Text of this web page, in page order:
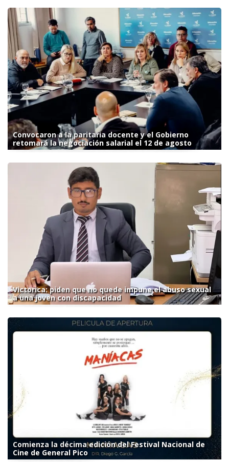
Convocaron a la paritaria docente y el Gobierno
retomará la negociación salarial el 12 de agosto
Victorica: piden que no quede impune el abuso sexual
a una joven con discapacidad
Comienza la décima edición del Festival Nacional de
Cine de General Pico